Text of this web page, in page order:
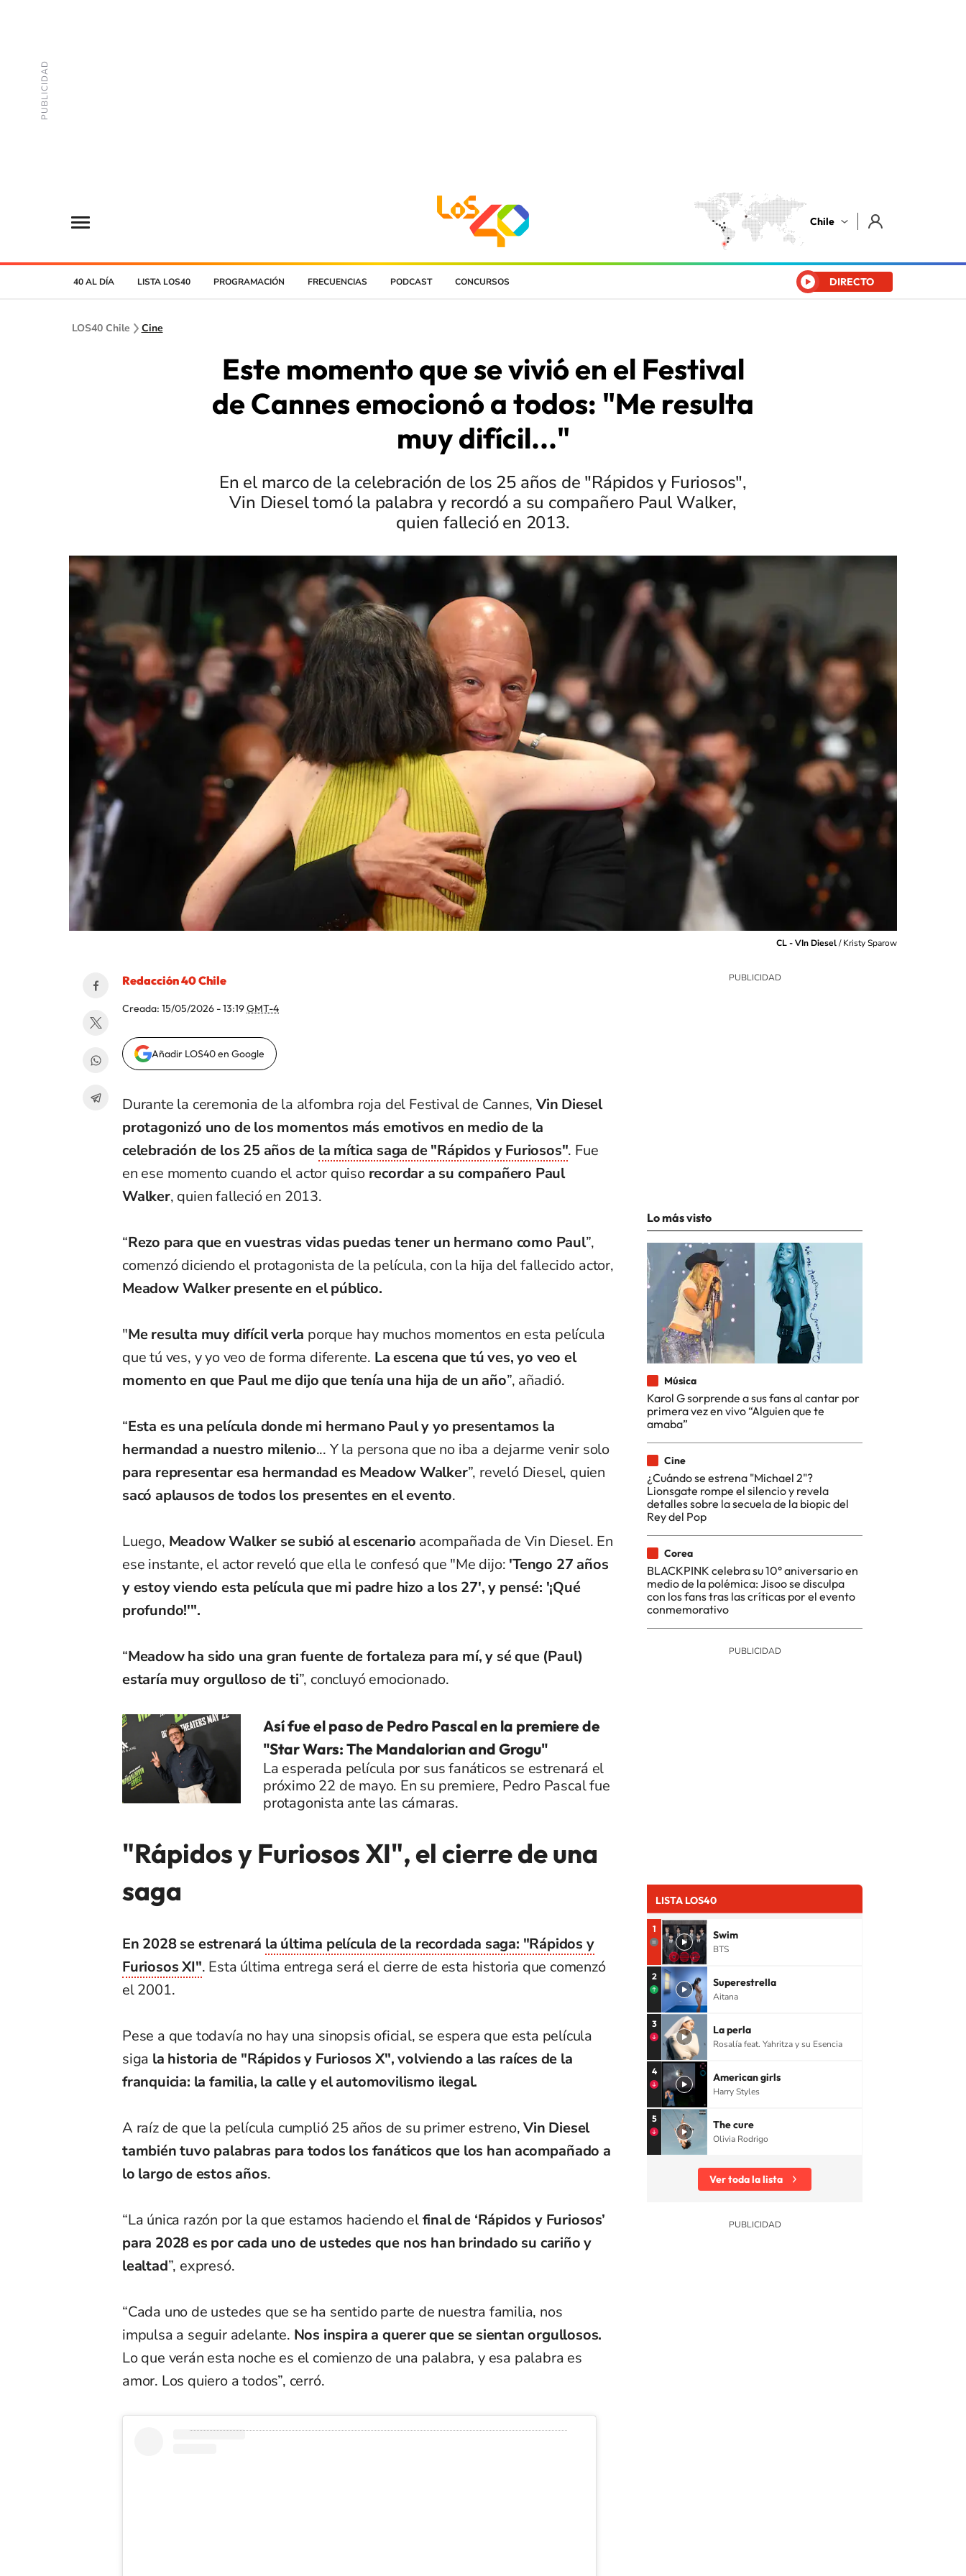
Chile
40 AL DÍA LISTA LOS40 PROGRAMACIÓN FRECUENCIAS PODCAST CONCURSOS DIRECTO
LOS40 Chile Cine
Este momento que se vivió en el Festival
de Cannes emocionó a todos: "Me resulta
muy difícil..."
En el marco de la celebración de los 25 años de "Rápidos y Furiosos",
Vin Diesel tomó la palabra y recordó a su compañero Paul Walker,
quien falleció en 2013.
CL - VIn Diesel/Kristy Sparow
Redacción 40 Chile
Creada: 15/05/2026 - 13:19GMT-4
Añadir LOS40 en Google
Durante la ceremonia de la alfombra roja del Festival de Cannes, Vin Diesel
protagonizó uno de los momentos más emotivos en medio de la
celebración de los 25 años de la mítica saga de "Rápidos y Furiosos". Fue
en ese momento cuando el actor quiso recordar a su compañero Paul
Walker, quien falleció en 2013.
“Rezo para que en vuestras vidas puedas tener un hermano como Paul”,
comenzó diciendo el protagonista de la película, con la hija del fallecido actor,
Meadow Walker presente en el público.
"Me resulta muy difícil verla porque hay muchos momentos en esta película
que tú ves, y yo veo de forma diferente. La escena que tú ves, yo veo el
momento en que Paul me dijo que tenía una hija de un año”, añadió.
“Esta es una película donde mi hermano Paul y yo presentamos la
hermandad a nuestro milenio... Y la persona que no iba a dejarme venir solo
para representar esa hermandad es Meadow Walker”, reveló Diesel, quien
sacó aplausos de todos los presentes en el evento.
Luego, Meadow Walker se subió al escenario acompañada de Vin Diesel. En
ese instante, el actor reveló que ella le confesó que "Me dijo: 'Tengo 27 años
y estoy viendo esta película que mi padre hizo a los 27′, y pensé: '¡Qué
profundo!'".
“Meadow ha sido una gran fuente de fortaleza para mí, y sé que (Paul)
estaría muy orgulloso de ti”, concluyó emocionado.
Así fue el paso de Pedro Pascal en la premiere de
"Star Wars: The Mandalorian and Grogu"
La esperada película por sus fanáticos se estrenará el
próximo 22 de mayo. En su premiere, Pedro Pascal fue
protagonista ante las cámaras.
"Rápidos y Furiosos XI", el cierre de una
saga
En 2028 se estrenará la última película de la recordada saga: "Rápidos y
Furiosos XI". Esta última entrega será el cierre de esta historia que comenzó
el 2001.
Pese a que todavía no hay una sinopsis oficial, se espera que esta película
siga la historia de "Rápidos y Furiosos X", volviendo a las raíces de la
franquicia: la familia, la calle y el automovilismo ilegal.
A raíz de que la película cumplió 25 años de su primer estreno,Vin Diesel
también tuvo palabras para todos los fanáticos que los han acompañado a
lo largo de estos años.
“La única razón por la que estamos haciendo elfinal de ‘Rápidos y Furiosos’
para 2028 es por cada uno de ustedes que nos han brindado su cariño y
lealtad”, expresó.
“Cada uno de ustedes que se ha sentido parte de nuestra familia, nos
impulsa a seguir adelante. Nos inspira a querer que se sientan orgullosos.
Lo que verán esta noche es el comienzo de una palabra, y esa palabra es
amor. Los quiero a todos”, cerró.
Lo más visto
Música
Karol G sorprende a sus fans al cantar por
primera vez en vivo “Alguien que te
amaba”
Cine
¿Cuándo se estrena "Michael 2"?
Lionsgate rompe el silencio y revela
detalles sobre la secuela de la biopic del
Rey del Pop
Corea
BLACKPINK celebra su 10° aniversario en
medio de la polémica: Jisoo se disculpa
con los fans tras las críticas por el evento
conmemorativo
LISTA LOS40
1 Swim
BTS
2 Superestrella
Aitana
3 La perla
Rosalía feat. Yahritza y su Esencia
4 American girls
Harry Styles
5 The cure
Olivia Rodrigo
Ver toda la lista